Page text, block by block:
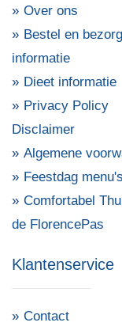
Over ons
Bestel en bezorg
informatie
Dieet informatie
Privacy Policy
Disclaimer
Algemene
Feestdag menu's
Comfortabel
de FlorencePas
Klantenservice
Contact